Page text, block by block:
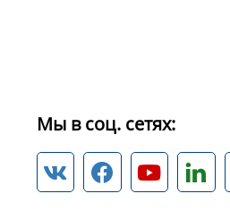
Мы в соц. сетях:
   